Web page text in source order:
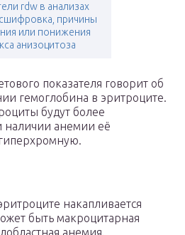
rdw в анализах
причины
или понижения
анизоцитоза
показателя говорит об
гемоглобина в эритроците.
будут более
анемии её
накапливается
быть макроцитарная
анемия.